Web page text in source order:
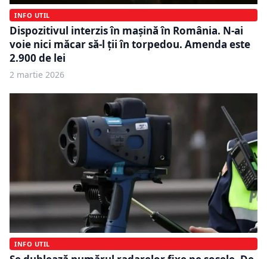
INFO UTIL
Dispozitivul interzis în mașină în România. N-ai
voie nici măcar să-l ții în torpedou. Amenda este
2.900 de lei
2 martie 2026
INFO UTIL